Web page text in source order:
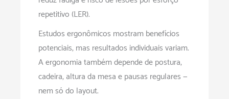
repetitivo (LER).
Estudos ergonômicos mostram benefícios
potenciais, mas resultados individuais variam.
A ergonomia também depende de postura,
cadeira, altura da mesa e pausas regulares —
nem só do layout.